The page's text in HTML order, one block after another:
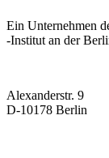
Ein Unternehmen
-Institut an der
Alexanderstr. 9
D-10178 Berlin